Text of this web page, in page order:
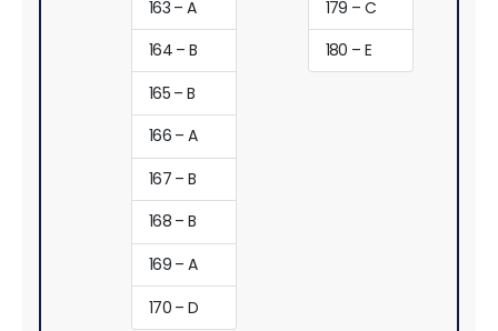
163 – A
164 – B
165 – B
166 – A
167 – B
168 – B
169 – A
170 – D
179 – C
180 – E